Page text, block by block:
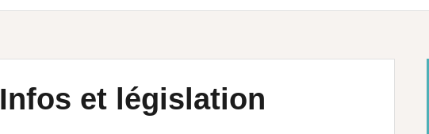
Infos et législation